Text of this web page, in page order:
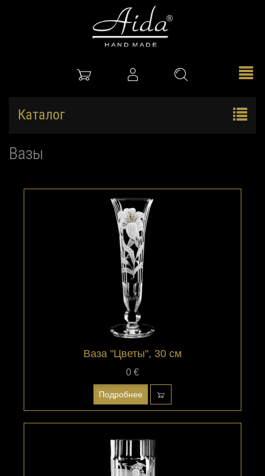
Каталог
Вазы
Ваза "Цветы", 30 см
0 €
Подробнее